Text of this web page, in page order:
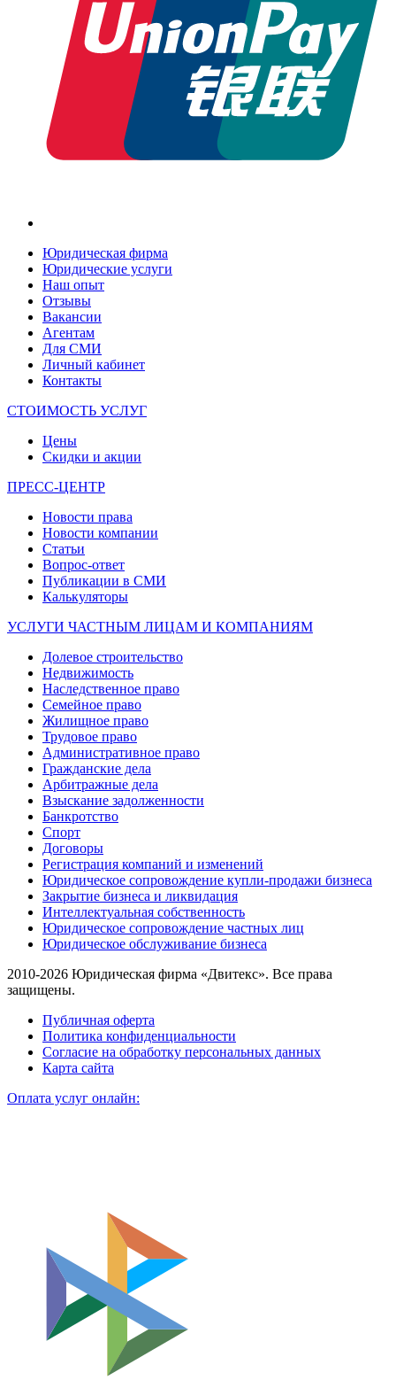
Юридическая фирма
Юридические услуги
Наш опыт
Отзывы
Вакансии
Агентам
Для СМИ
Личный кабинет
Контакты
СТОИМОСТЬ УСЛУГ
Цены
Скидки и акции
ПРЕСС-ЦЕНТР
Новости права
Новости компании
Статьи
Вопрос-ответ
Публикации в СМИ
Калькуляторы
УСЛУГИ ЧАСТНЫМ ЛИЦАМ И КОМПАНИЯМ
Долевое строительство
Недвижимость
Наследственное право
Семейное право
Жилищное право
Трудовое право
Административное право
Гражданские дела
Арбитражные дела
Взыскание задолженности
Банкротство
Спорт
Договоры
Регистрация компаний и изменений
Юридическое сопровождение купли-продажи бизнеса
Закрытие бизнеса и ликвидация
Интеллектуальная собственность
Юридическое сопровождение частных лиц
Юридическое обслуживание бизнеса
2010-2026 Юридическая фирма «Двитекс». Все права
защищены.
Публичная оферта
Политика конфиденциальности
Согласие на обработку персональных данных
Карта сайта
Оплата услуг онлайн: